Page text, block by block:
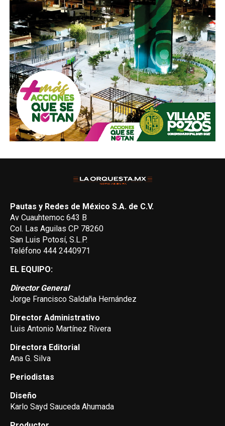
Pautas y Redes de México S.A. de C.V.
Av Cuauhtemoc 643 B
Col. Las Aguilas CP 78260
San Luis Potosí, S.L.P.
Teléfono 444 2440971
EL EQUIPO:
Director General
Jorge Francisco Saldaña Hernández
Director Administrativo
Luis Antonio Martínez Rivera
Directora Editorial
Ana G. Silva
Periodistas
Diseño
Karlo Sayd Sauceda Ahumada